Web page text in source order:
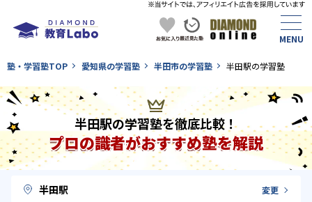
塾・学習塾TOP 愛知県の学習塾 半田市の学習塾 半田駅の学習塾
半田駅の学習塾を徹底比較！
プロの識者がおすすめ塾を解説
半田駅 変更